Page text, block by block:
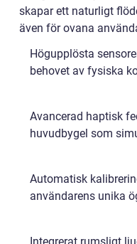
skapar ett naturligt
även för ovana
Högupplösta
behovet av fysiska
Avancerad haptisk
huvudbygel som
Automatisk
användarens unika